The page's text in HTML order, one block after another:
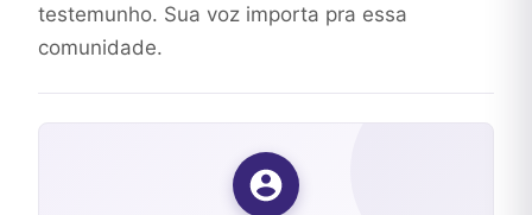
testemunho. Sua voz importa pra essa
comunidade.